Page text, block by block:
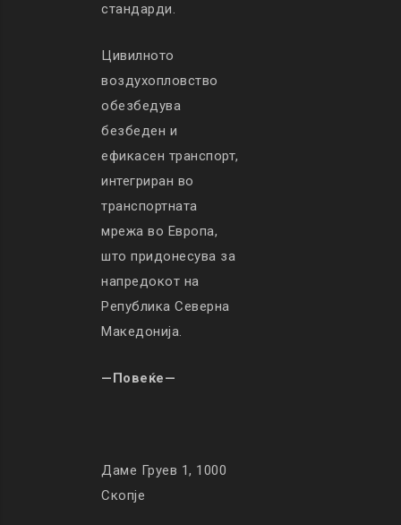
стандарди.
Цивилното
воздухопловство
обезбедува
безбеден и
ефикасен транспорт,
интегриран во
транспортната
мрежа во Европа,
што придонесува за
напредокот на
Република Северна
Македонија.
—Повеќе—
Даме Груев 1, 1000
Скопје